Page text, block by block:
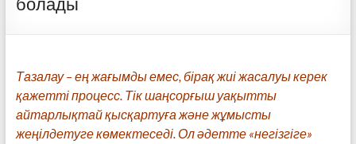
Тазалау – ең жағымды емес, бірақ жиі жасалуы керек
қажетті процесс. Тік шаңсорғыш уақытты
айтарлықтай қысқартуға және жұмысты
жеңілдетуге көмектеседі. Ол әдетте «негізгіге»